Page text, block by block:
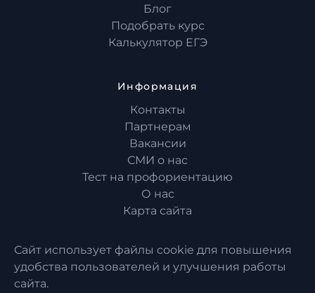
Блог
Подобрать курс
Калькулятор ЕГЭ
Информация
Контакты
Партнерам
Вакансии
СМИ о нас
Тест на профориентацию
О нас
Карта сайта
Сайт использует файлы cookie для повышения
удобства пользователей и улучшения работы
сайта.